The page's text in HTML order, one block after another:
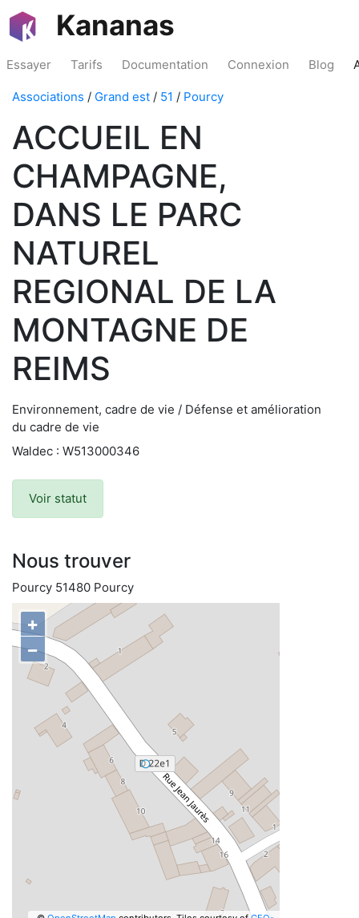
Kananas
Essayer Tarifs Documentation Connexion Blog
Associations / Grand est / 51 / Pourcy
ACCUEIL EN
CHAMPAGNE,
DANS LE PARC
NATUREL
REGIONAL DE LA
MONTAGNE DE
REIMS
Environnement, cadre de vie / Défense et amélioration
du cadre de vie
Waldec : W513000346
Voir statut
Nous trouver
Pourcy 51480 Pourcy
+
−